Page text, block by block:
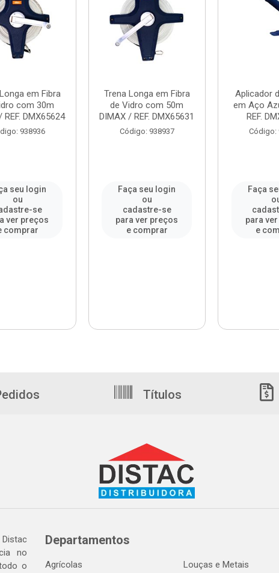
em Fibra
com 30m
REF. DMX65624
938936
seu login
ou
se
ver preços
comprar
Trena Longa em Fibra
de Vidro com 50m
DIMAX / REF. DMX65631
Código: 938937
Faça seu login
ou
cadastre-se
para ver preços
e comprar
Aplicador
em Aço
REF.
Código:
Faça
para
e
Títulos
no
o
Departamentos
Agrícolas
Louças e Metais